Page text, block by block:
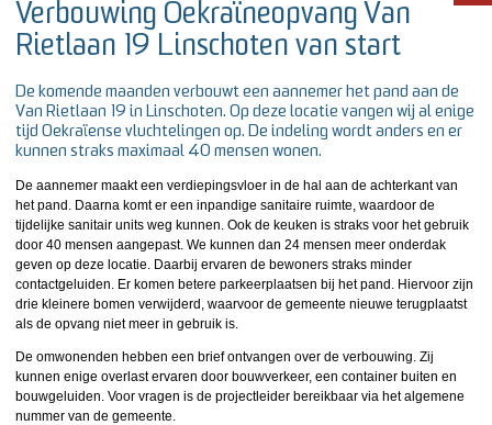
Verbouwing Oekraïneopvang Van
Rietlaan 19 Linschoten van start
De komende maanden verbouwt een aannemer het pand aan de
Van Rietlaan 19 in Linschoten. Op deze locatie vangen wij al enige
tijd Oekraïense vluchtelingen op. De indeling wordt anders en er
kunnen straks maximaal 40 mensen wonen.
De aannemer maakt een verdiepingsvloer in de hal aan de achterkant van
het pand. Daarna komt er een inpandige sanitaire ruimte, waardoor de
tijdelijke sanitair units weg kunnen. Ook de keuken is straks voor het gebruik
door 40 mensen aangepast. We kunnen dan 24 mensen meer onderdak
geven op deze locatie. Daarbij ervaren de bewoners straks minder
contactgeluiden. Er komen betere parkeerplaatsen bij het pand. Hiervoor zijn
drie kleinere bomen verwijderd, waarvoor de gemeente nieuwe terugplaatst
als de opvang niet meer in gebruik is.
De omwonenden hebben een brief ontvangen over de verbouwing. Zij
kunnen enige overlast ervaren door bouwverkeer, een container buiten en
bouwgeluiden. Voor vragen is de projectleider bereikbaar via het algemene
nummer van de gemeente.